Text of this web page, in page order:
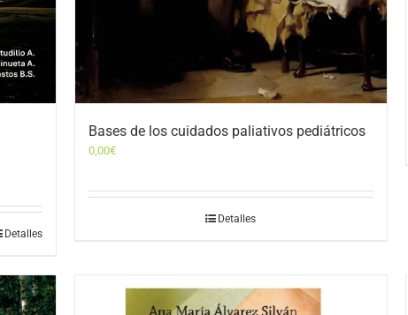
Detalles
Bases de los cuidados paliativos pediátricos
0,00€
Detalles